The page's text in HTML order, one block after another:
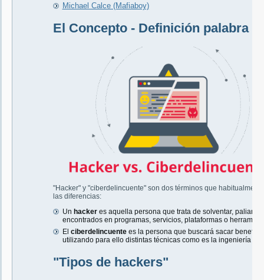
Michael Calce (Mafiaboy)
El Concepto - Definición palabra
"Hacker" y "ciberdelincuente" son dos términos que
las diferencias:
Un hackeres aquella persona que trata de solventar, paliar o
encontrados en programas, servicios, plataformas o
El ciberdelincuentees la persona que buscará sacar
utilizando para ello distintas técnicas como es la ingeniería
"Tipos de hackers"